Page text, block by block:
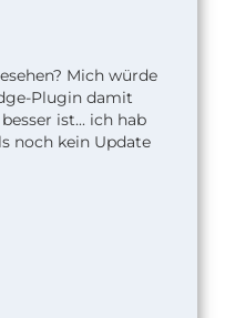
Mich würde
Plugin damit
ist... ich hab
noch kein Update